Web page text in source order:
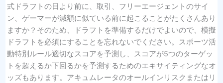
式ドラフトの日より前に、取引、フリーエージェントのサイ
ン、ゲーマーが減額に似ている前に起こることがたくさんあり
ますか？そのため、ドラフトを準備するだけでよいので、模擬
ドラフトを必須にすることを忘れないでください。スポーツ活
動特別ルール適切なスコアを予測し、スコアが5つのターゲッ
トを超えるか下回るかを予測するためのエキサイティングなオ
ッズもあります。アキュムレータのオールインリスクまたはリ